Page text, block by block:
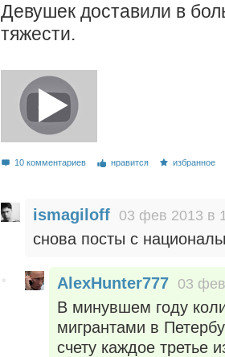
Девушек доставили в
тяжести.
10 комментариев нравится избранное
ismagiloff 03 фев 2013 в
снова посты с
AlexHunter777 03
В минувшем году
мигрантами в
счету каждое третье